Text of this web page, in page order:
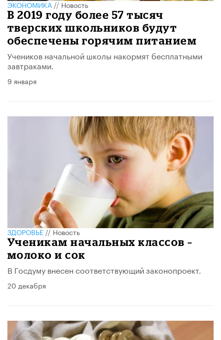
ЭКОНОМИКА//Новость
В 2019 году более 57 тысяч
тверских школьников будут
обеспечены горячим питанием
Учеников начальной школы накормят бесплатными
завтраками.
9 января
ЗДОРОВЬЕ//Новость
Ученикам начальных классов –
молоко и сок
В Госдуму внесен соответствующий законопроект.
20 декабря